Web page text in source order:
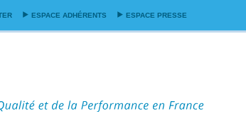
contenu
principal
ESPACE ADHÉRENTS ESPACE PRESSE